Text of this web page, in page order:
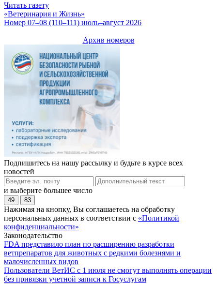
Читать газету
«Ветеринария и Жизнь»
Номер 07–08 (110–111) июль–август 2026
Архив номеров
Подпишитесь на нашу рассылку и будьте в курсе всех
новостей
и выберите большее число
49 83
Нажимая на кнопку, Вы соглашаетесь на обработку
персональных данных в соответствии с «Политикой
конфиденциальности»
Законодательство
FDA представило план по расширению разработки
ветпрепаратов для животных с редкими болезнями и
малочисленных видов
Пользователи ВетИС с 1 июля не смогут выполнять операции
без привязки учетной записи к Госуслугам